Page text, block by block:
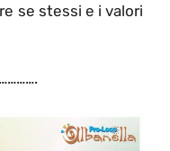
se stessi e i valori